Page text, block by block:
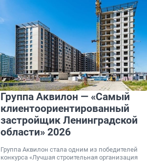
Группа Аквилон — «Самый
клиентоориентированный
застройщик Ленинградской
области» 2026
Группа Аквилон стала одним из победителей
конкурса «Лучшая строительная организация